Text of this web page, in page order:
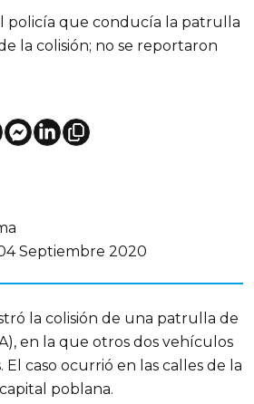
policía que conducía la patrulla
la colisión; no se reportaron
Septiembre 2020
la colisión de una patrulla de
en la que otros dos vehículos
caso ocurrió en las calles de la
poblana.